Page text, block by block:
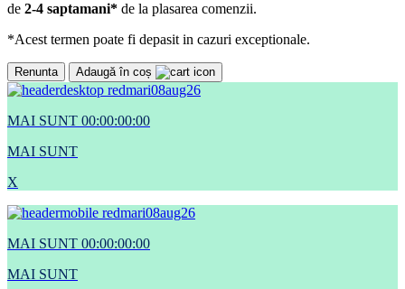
de 2-4 saptamani* de la plasarea comenzii.
*Acest termen poate fi depasit in cazuri exceptionale.
Renunta Adaugă în coș
MAI SUNT 00:00:00:00
MAI SUNT
X
MAI SUNT 00:00:00:00
MAI SUNT